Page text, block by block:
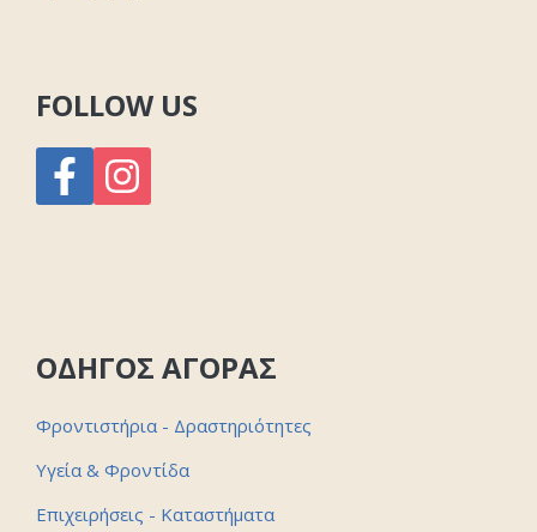
FOLLOW US
ΟΔΗΓΟΣ ΑΓΟΡΑΣ
Φροντιστήρια - Δραστηριότητες
Υγεία & Φροντίδα
Επιχειρήσεις - Καταστήματα